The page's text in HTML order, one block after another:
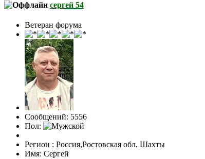
сергей 54
Ветеран форума
Сообщений: 5556
Пол:
Регион : Россия,Ростовская обл. Шахты
Имя: Сергей